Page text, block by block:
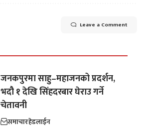
Leave a Comment
जनकपुरमा साहु–महाजनको प्रदर्शन,
भदौ १ देखि सिंहदरबार घेराउ गर्ने
चेतावनी
समाचारहेडलाईन